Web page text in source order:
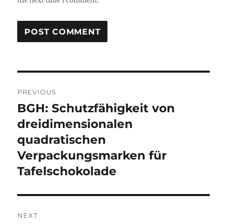
navigation
PREVIOUS
Previous
post:
BGH: Schutzfähigkeit von
dreidimensionalen
quadratischen
Verpackungsmarken für
Tafelschokolade
NEXT